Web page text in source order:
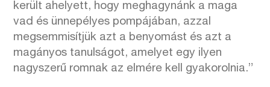
került ahelyett, hogy meghagynánk a maga
vad és ünnepélyes pompájában, azzal
megsemmisítjük azt a benyomást és azt a
magányos tanulságot, amelyet egy ilyen
nagyszerű romnak az elmére kell gyakorolnia.”